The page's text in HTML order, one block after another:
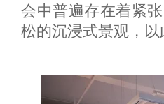
会中普遍存在着紧
松的沉浸式景观，